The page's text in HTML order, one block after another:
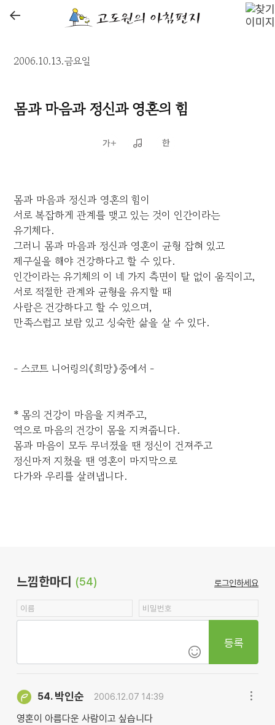
←
2006.10.13.금요일
몸과 마음과 정신과 영혼의 힘
몸과 마음과 정신과 영혼의 힘이
서로 복잡하게 관계를 맺고 있는 것이 인간이라는
유기체다.
그러니 몸과 마음과 정신과 영혼이 균형 잡혀 있고
제구실을 해야 건강하다고 할 수 있다.
인간이라는 유기체의 이 네 가지 측면이 탈 없이 움직이고,
서로 적절한 관계와 균형을 유지할 때
사람은 건강하다고 할 수 있으며,
만족스럽고 보람 있고 성숙한 삶을 살 수 있다.
- 스코트 니어링의《희망》중에서 -
* 몸의 건강이 마음을 지켜주고,
역으로 마음의 건강이 몸을 지켜줍니다.
몸과 마음이 모두 무너졌을 땐 정신이 건져주고
정신마저 지쳤을 땐 영혼이 마지막으로
다가와 우리를 살려냅니다.
느낌한마디 (54) 로그인하세요
등록
54. 박인순 2006.12.07 14:39
영혼이 아름다운 사람이고 싶습니다